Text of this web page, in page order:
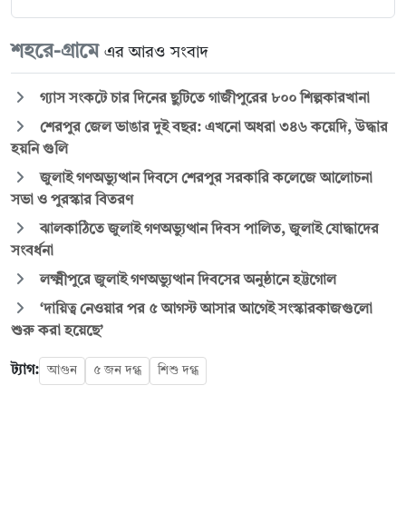
শহরে-গ্রামে এর আরও সংবাদ
গ্যাস সংকটে চার দিনের ছুটিতে গাজীপুরের ৮০০ শিল্পকারখানা
শেরপুর জেল ভাঙার দুই বছর: এখনো অধরা ৩৪৬ কয়েদি, উদ্ধার
হয়নি গুলি
জুলাই গণঅভ্যুত্থান দিবসে শেরপুর সরকারি কলেজে আলোচনা
সভা ও পুরস্কার বিতরণ
ঝালকাঠিতে জুলাই গণঅভ্যুত্থান দিবস পালিত, জুলাই যোদ্ধাদের
সংবর্ধনা
লক্ষ্মীপুরে জুলাই গণঅভ্যুত্থান দিবসের অনুষ্ঠানে হট্টগোল
‘দায়িত্ব নেওয়ার পর ৫ আগস্ট আসার আগেই সংস্কারকাজগুলো
শুরু করা হয়েছে’
ট্যাগ: আগুন ৫ জন দগ্ধ শিশু দগ্ধ